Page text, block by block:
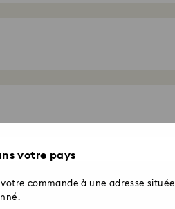
votre pays
commande à une adresse située